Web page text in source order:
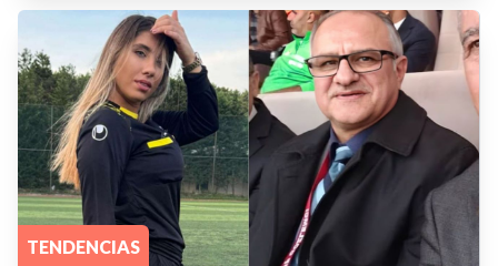
TENDENCIAS